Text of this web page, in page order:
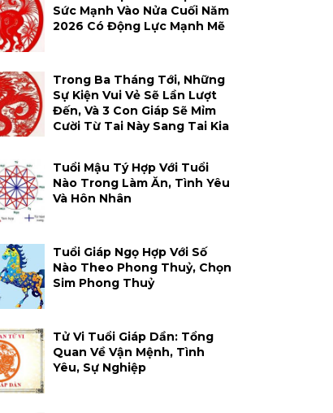
Sức Mạnh Vào Nửa Cuối Năm
2026 Có Động Lực Mạnh Mẽ
Trong Ba Tháng Tới, Những
Sự Kiện Vui Vẻ Sẽ Lần Lượt
Đến, Và 3 Con Giáp Sẽ Mỉm
Cười Từ Tai Này Sang Tai Kia
Tuổi Mậu Tý Hợp Với Tuổi
Nào Trong Làm Ăn, Tình Yêu
Và Hôn Nhân
Tuổi Giáp Ngọ Hợp Với Số
Nào Theo Phong Thuỷ, Chọn
Sim Phong Thuỷ
Tử Vi Tuổi Giáp Dần: Tổng
Quan Về Vận Mệnh, Tình
Yêu, Sự Nghiệp